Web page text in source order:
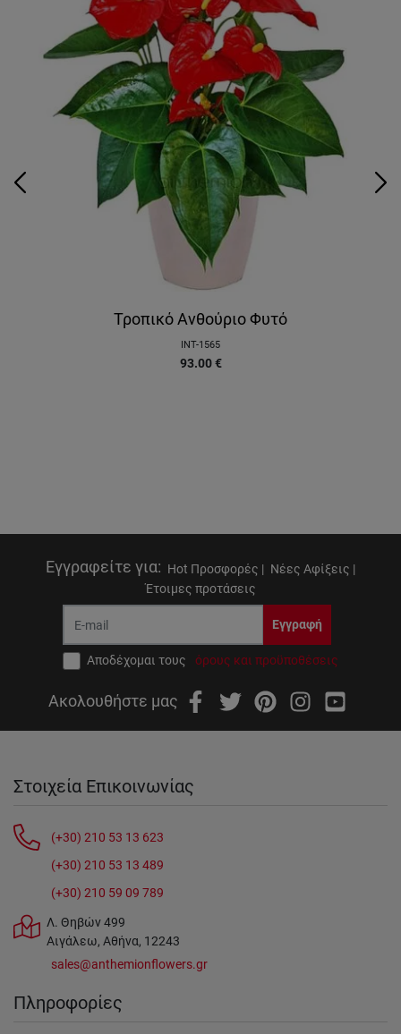
Τροπικό Ανθούριο Φυτό
INT-1565
93.00 €
Εγγραφείτε για: Hot Προσφορές | Νέες Αφίξεις |
Έτοιμες προτάσεις
Εγγραφή
Αποδέχομαι τους όρους και προϋποθέσεις
Ακολουθήστε μας
Στοιχεία Επικοινωνίας
(+30) 210 53 13 623
(+30) 210 53 13 489
(+30) 210 59 09 789
Λ. Θηβών 499
Αιγάλεω, Αθήνα, 12243
sales@anthemionflowers.gr
Πληροφορίες